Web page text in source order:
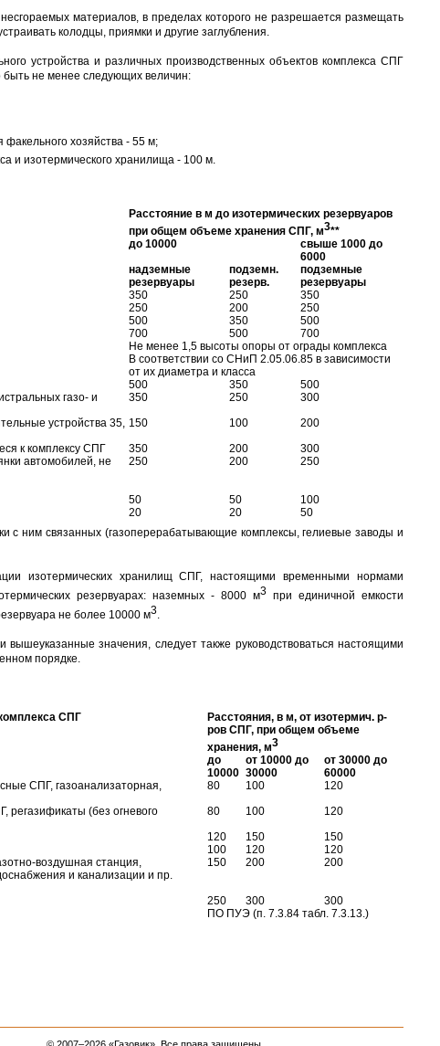
материалов, в пределах которого не разрешается размещать
колодцы, приямки и другие заглубления.
устройства и различных производственных объектов комплекса СПГ
быть не менее следующих величин:
хозяйства - 55 м;
и изотермического хранилища - 100 м.
Расстояние в м до изотермических резервуаров
при общем объеме хранения СПГ, м3**
до 10000
свыше 1000 до
6000
надземные
резервуары
подземн.
резерв.
подземные
резервуары
350 250
350
250 200
250
500 350
500
700 500
700
Не менее 1,5 высоты опоры от ограды комплекса
В соответствии со СНиП 2.05.06.85 в зависимости
от их диаметра и класса
500 350
500
газо- и
350 250
300
устройства 35, 150 100
200
к комплексу СПГ
350 200
300
автомобилей, не
250 200
250
50 50
100
20 20
50
с ним связанных (газоперерабатывающие комплексы, гелиевые заводы и
изотермических хранилищ СПГ, настоящими временными нормами
резервуарах: наземных - 8000 м3при единичной емкости
не более 10000 м3.
значения, следует также руководствоваться настоящими
порядке.
СПГ
Расстояния, в м, от изотермич. р-
ров СПГ, при общем объеме
хранения, м3
до
10000
от 10000 до
30000
от 30000 до
60000
СПГ, газоанализаторная,
80 100
120
регазификаты (без огневого
80 100
120
120 150
150
100 120
120
воздушная станция,
и канализации и пр.
150 200 200
250 300
300
ПО ПУЭ (п. 7.3.84 табл. 7.3.13.)